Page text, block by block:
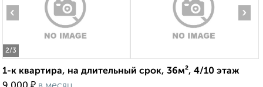
2/3
‹ ›
1-к квартира, на длительный срок, 36м², 4/10 этаж